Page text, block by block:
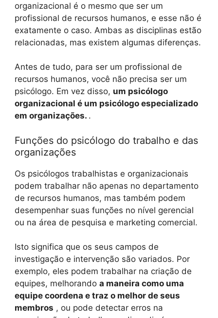
organizacional é o mesmo que ser um
profissional de recursos humanos, e esse não é
exatamente o caso. Ambas as disciplinas estão
relacionadas, mas existem algumas diferenças.
Antes de tudo, para ser um profissional de
recursos humanos, você não precisa ser um
psicólogo. Em vez disso, um psicólogo
organizacional é um psicólogo especializado
em organizações. .
Funções do psicólogo do trabalho e das
organizações
Os psicólogos trabalhistas e organizacionais
podem trabalhar não apenas no departamento
de recursos humanos, mas também podem
desempenhar suas funções no nível gerencial
ou na área de pesquisa e marketing comercial.
Isto significa que os seus campos de
investigação e intervenção são variados. Por
exemplo, eles podem trabalhar na criação de
equipes, melhorando a maneira como uma
equipe coordena e traz o melhor de seus
membros , ou pode detectar erros na